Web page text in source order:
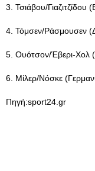
3. Τσιάβου/
4. Τόμσεν/Ράσμουσεν
5. Ουότσον/Έβερι-Χολ
6. Μίλερ/Νόσκε
Πηγή:sport24.gr